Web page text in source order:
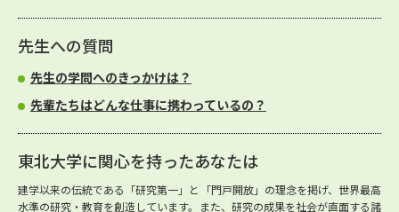
先生への質問
先生の学問へのきっかけは？
先輩たちはどんな仕事に携わっているの？
東北大学に関心を持ったあなたは
建学以来の伝統である「研究第一」と「門戸開放」の理念を掲げ、世界最高
水準の研究・教育を創造しています。また、研究の成果を社会が直面する諸